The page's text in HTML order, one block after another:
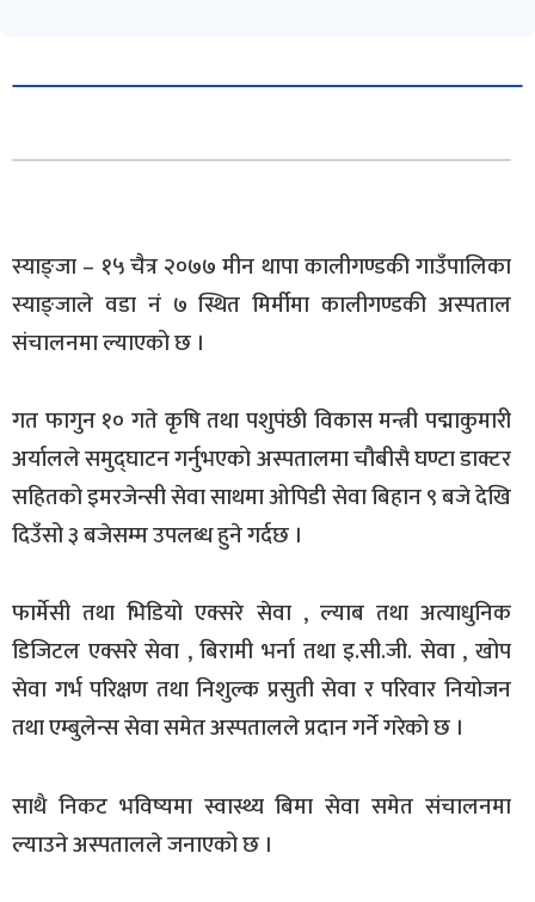
स्याङ्जा – १५ चैत्र २०७७ मीन थापा कालीगण्डकी गाउँपालिका
स्याङ्जाले वडा नं ७ स्थित मिर्मीमा कालीगण्डकी अस्पताल
संचालनमा ल्याएको छ ।
गत फागुन १० गते कृषि तथा पशुपंछी विकास मन्त्री पद्माकुमारी
अर्यालले समुद्घाटन गर्नुभएको अस्पतालमा चौबीसै घण्टा डाक्टर
सहितको इमरजेन्सी सेवा साथमा ओपिडी सेवा बिहान ९ बजे देखि
दिउँसो ३ बजेसम्म उपलब्ध हुने गर्दछ ।
फार्मेसी तथा भिडियो एक्सरे सेवा , ल्याब तथा अत्याधुनिक
डिजिटल एक्सरे सेवा , बिरामी भर्ना तथा इ.सी.जी. सेवा , खोप
सेवा गर्भ परिक्षण तथा निशुल्क प्रसुती सेवा र परिवार नियोजन
तथा एम्बुलेन्स सेवा समेत अस्पतालले प्रदान गर्ने गरेको छ ।
साथै निकट भविष्यमा स्वास्थ्य बिमा सेवा समेत संचालनमा
ल्याउने अस्पतालले जनाएको छ ।